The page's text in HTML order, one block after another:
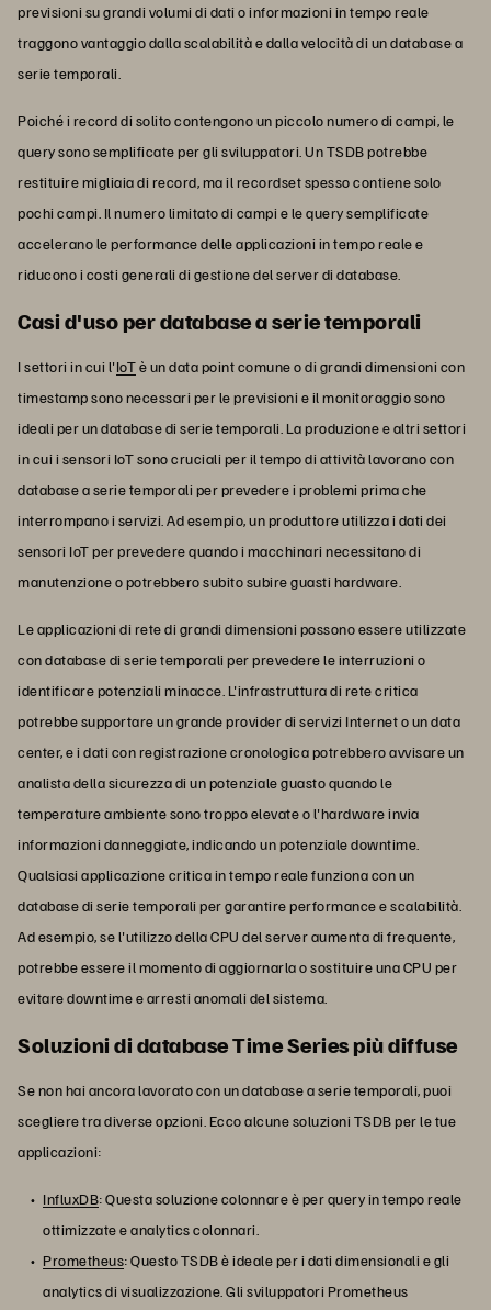
previsioni su grandi volumi di dati o informazioni in tempo reale
traggono vantaggio dalla scalabilità e dalla velocità di un database a
serie temporali.
Poiché i record di solito contengono un piccolo numero di campi, le
query sono semplificate per gli sviluppatori. Un TSDB potrebbe
restituire migliaia di record, ma il recordset spesso contiene solo
pochi campi. Il numero limitato di campi e le query semplificate
accelerano le performance delle applicazioni in tempo reale e
riducono i costi generali di gestione del server di database.
Casi d'uso per database a serie temporali
I settori in cui l'IoTè un data point comune o di grandi dimensioni con
timestamp sono necessari per le previsioni e il monitoraggio sono
ideali per un database di serie temporali. La produzione e altri settori
in cui i sensori IoT sono cruciali per il tempo di attività lavorano con
database a serie temporali per prevedere i problemi prima che
interrompano i servizi. Ad esempio, un produttore utilizza i dati dei
sensori IoT per prevedere quando i macchinari necessitano di
manutenzione o potrebbero subito subire guasti hardware.
Le applicazioni di rete di grandi dimensioni possono essere utilizzate
con database di serie temporali per prevedere le interruzioni o
identificare potenziali minacce. L'infrastruttura di rete critica
potrebbe supportare un grande provider di servizi Internet o un data
center, e i dati con registrazione cronologica potrebbero avvisare un
analista della sicurezza di un potenziale guasto quando le
temperature ambiente sono troppo elevate o l'hardware invia
informazioni danneggiate, indicando un potenziale downtime.
Qualsiasi applicazione critica in tempo reale funziona con un
database di serie temporali per garantire performance e scalabilità.
Ad esempio, se l'utilizzo della CPU del server aumenta di frequente,
potrebbe essere il momento di aggiornarla o sostituire una CPU per
evitare downtime e arresti anomali del sistema.
Soluzioni di database Time Series più diffuse
Se non hai ancora lavorato con un database a serie temporali, puoi
scegliere tra diverse opzioni. Ecco alcune soluzioni TSDB per le tue
applicazioni:
InfluxDB: Questa soluzione colonnare è per query in tempo reale
ottimizzate e analytics colonnari.
Prometheus: Questo TSDB è ideale per i dati dimensionali e gli
analytics di visualizzazione. Gli sviluppatori Prometheus